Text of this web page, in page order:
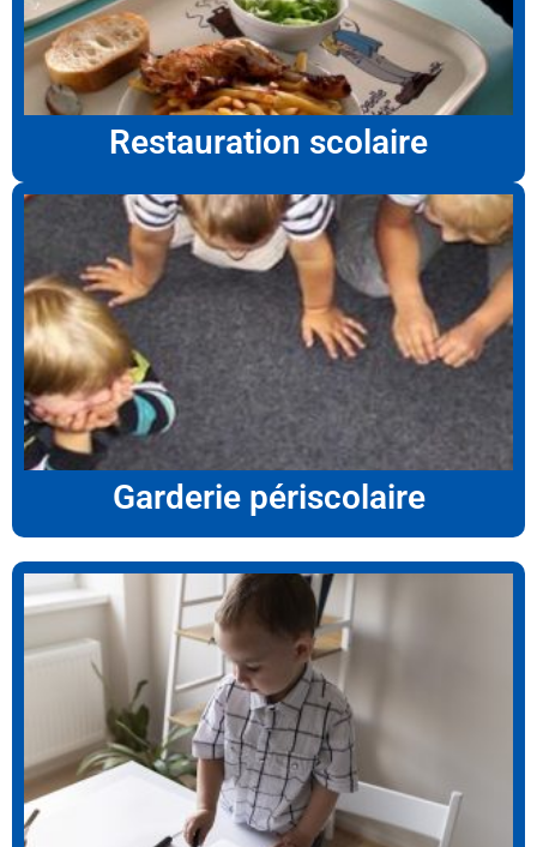
Restauration scolaire
Garderie périscolaire